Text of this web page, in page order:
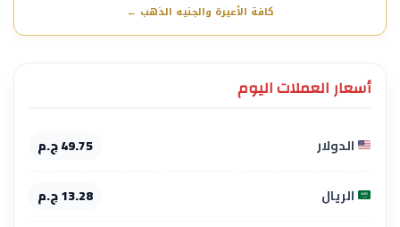
كافة الأعيرة والجنيه الذهب ←
أسعار العملات اليوم
الدولار 49.75 ج.م
الريال 13.28 ج.م